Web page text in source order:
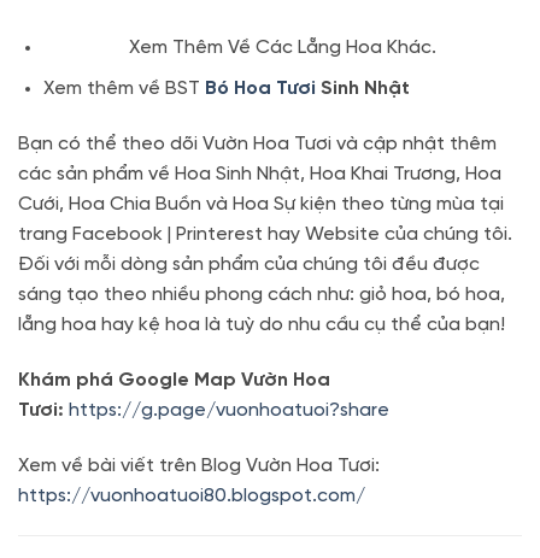
Xem Thêm Về Các Lẵng Hoa Khác.
Xem thêm về BST Bó Hoa Tươi Sinh Nhật
Bạn có thể theo dõi Vườn Hoa Tươi và cập nhật thêm
các sản phẩm về Hoa Sinh Nhật, Hoa Khai Trương, Hoa
Cưới, Hoa Chia Buồn và Hoa Sự kiện theo từng mùa tại
trang Facebook | Printerest hay Website của chúng tôi.
Đối với mỗi dòng sản phẩm của chúng tôi đều được
sáng tạo theo nhiều phong cách như: giỏ hoa, bó hoa,
lẵng hoa hay kệ hoa là tuỳ do nhu cầu cụ thể của bạn!
Khám phá Google Map Vườn Hoa
Tươi: https://g.page/vuonhoatuoi?share
Xem về bài viết trên Blog Vườn Hoa Tươi:
https://vuonhoatuoi80.blogspot.com/